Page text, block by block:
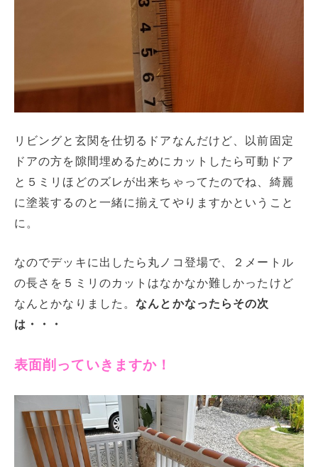
リビングと玄関を仕切るドアなんだけど、以前固定
ドアの方を隙間埋めるためにカットしたら可動ドア
と５ミリほどのズレが出来ちゃってたのでね、綺麗
に塗装するのと一緒に揃えてやりますかということ
に。
なのでデッキに出したら丸ノコ登場で、２メートル
の長さを５ミリのカットはなかなか難しかったけど
なんとかなりました。なんとかなったらその次
は・・・
表面削っていきますか！